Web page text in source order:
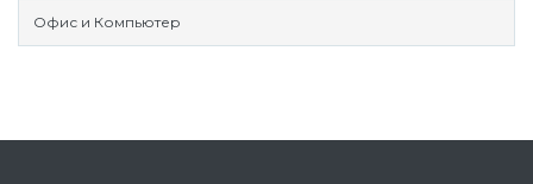
Офис и Компьютер